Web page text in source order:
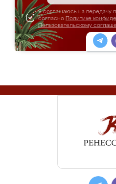
Я соглашаюсь на передачу
согласно Политике
Пользовательскому